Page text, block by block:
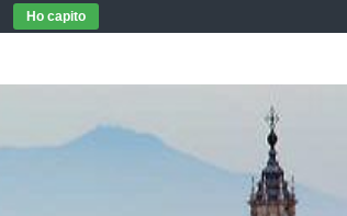
Ho capito